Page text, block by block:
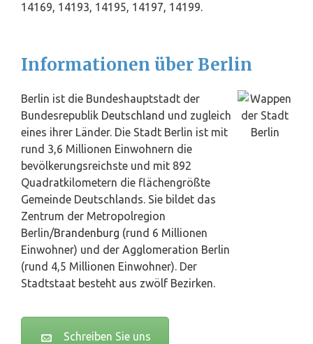
14169, 14193, 14195, 14197, 14199.
Informationen über Berlin
Berlin ist die Bundeshauptstadt der
Bundesrepublik Deutschland und zugleich
eines ihrer Länder. Die Stadt Berlin ist mit
rund 3,6 Millionen Einwohnern die
bevölkerungsreichste und mit 892
Quadratkilometern die flächengrößte
Gemeinde Deutschlands. Sie bildet das
Zentrum der Metropolregion
Berlin/Brandenburg (rund 6 Millionen
Einwohner) und der Agglomeration Berlin
(rund 4,5 Millionen Einwohner). Der
Stadtstaat besteht aus zwölf Bezirken.
Schreiben Sie uns